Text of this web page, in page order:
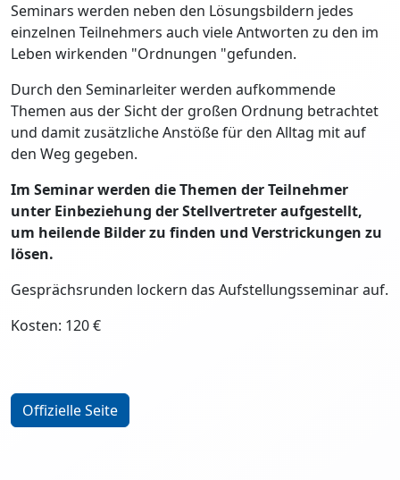
Seminars werden neben den Lösungsbildern jedes
einzelnen Teilnehmers auch viele Antworten zu den im
Leben wirkenden "Ordnungen "gefunden.
Durch den Seminarleiter werden aufkommende
Themen aus der Sicht der großen Ordnung betrachtet
und damit zusätzliche Anstöße für den Alltag mit auf
den Weg gegeben.
Im Seminar werden die Themen der Teilnehmer
unter Einbeziehung der Stellvertreter aufgestellt,
um heilende Bilder zu finden und Verstrickungen zu
lösen.
Gesprächsrunden lockern das Aufstellungsseminar auf.
Kosten: 120 €
Offizielle Seite